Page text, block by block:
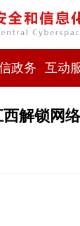
政务 互动
解锁网